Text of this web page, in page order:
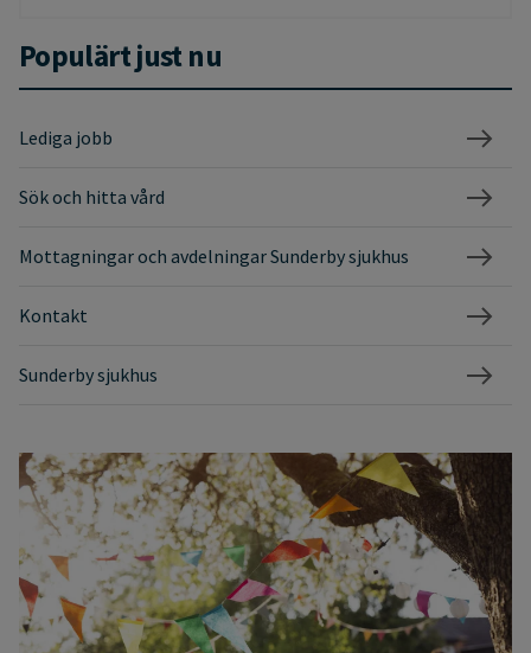
Populärt just nu
Lediga jobb
Sök och hitta vård
Mottagningar och avdelningar Sunderby sjukhus
Kontakt
Sunderby sjukhus